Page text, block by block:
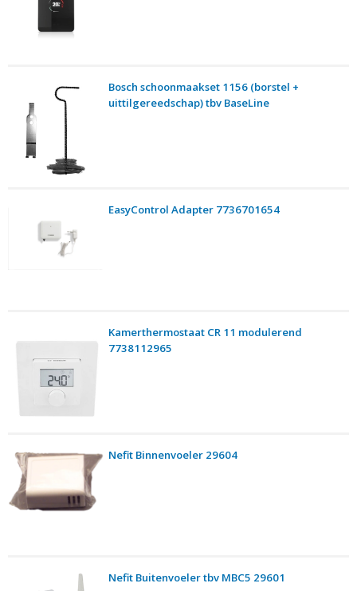
Bosch schoonmaakset 1156 (borstel +
uittilgereedschap) tbv BaseLine
EasyControl Adapter 7736701654
Kamerthermostaat CR 11 modulerend
7738112965
Nefit Binnenvoeler 29604
Nefit Buitenvoeler tbv MBC5 29601